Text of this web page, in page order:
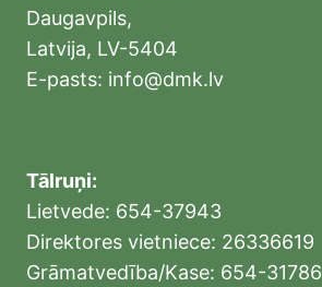
Daugavpils,
Latvija, LV-5404
E-pasts: info@dmk.lv
Tālruņi:
Lietvede: 654-37943
Direktores vietniece: 26336619
Grāmatvedība/Kase: 654-31786